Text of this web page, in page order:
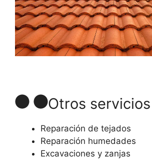
Otros servicios
Reparación de tejados
Reparación humedades
Excavaciones y zanjas